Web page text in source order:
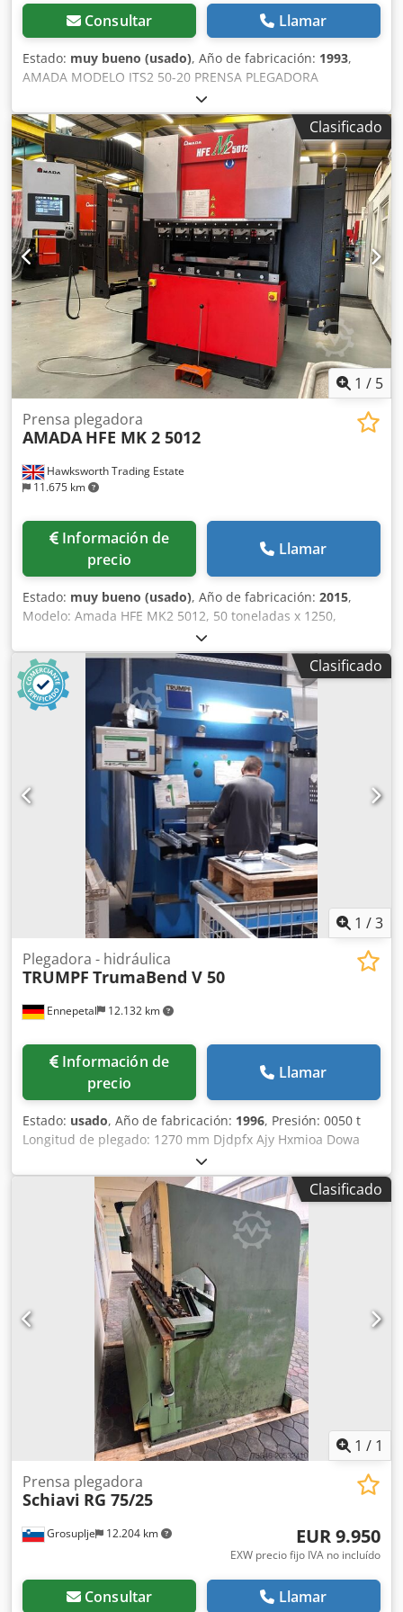
posicionamiento preciso y mejora la productividad en el
uso diario. Este modelo es una opción práctica y rentable
para las empresas que buscan una plegadora de nivel
básico y de confianza. La plegadora está equipada con
Consultar Llamar
Estado: muy bueno (usado), Año de fabricación: 1993,
AMADA MODELO ITS2 50-20 PRENSA PLEGADORA
HIDRÁULICA DE 50 TONELADAS X 2000 mm DE CARRERA
SUPERIOR, CNC DE 5 EJES COMPLETA CON CNC
OPERATEUR 1 DE 4 EJES Protectores electrónicos montados
en la máquina Erwin Sick, vallado lateral y trasero con
enclavamiento Año: 1993 Descripción: TIPO HIDRÁULICA DE
CARRERA SUPERIOR FUERZA DE PLEGADO: 50 TONELADAS
LONGITUD DE PLEGADO: 2000 mm ALTURA ABIERTA: 370
mm CARRERA: 100 mm PROFUNDIDAD DE GARGANTA: 400
mm ANCHO DE MESA: 60 mm NÚMERO DE EJES: 4
CONFIGURACIÓN DE EJES: X1-X YI-Y2 RI-R2 BACKGAUGE
Puede ser demostrada bajo tensión. Folleto e información
adicional disponible bajo petición. Dedpfxspygydj Aa Dswa
Clasificado
1 / 5
Hawksworth Trading Estate
11.675 km
Prensa plegadora
AMADA HFE MK 2 5012
Información de
precio
Llamar
Estado: muy bueno (usado), Año de fabricación: 2015,
Modelo: Amada HFE MK2 5012, 50 toneladas x 1250,
Plegadora CNC de 4 ejes Año: 2015 Capacidad de
prensado: 50 toneladas Longitud máxima de plegado: 1250
mm Recorrido: 150 mm Velocidad de acercamiento: 1 - 100
mm/s Velocidad de plegado: 1 - 10 mm/s Velocidad de
retorno: 1 - 100 mm/s Capacidad de aceite: 55 l Potencia
del motor: 6 kW Peso: 2550 kg Protección: Barrera
fotoeléctrica Erwin Sick montada en máquina, cercado
lateral y trasero con enclavamiento Dimensiones: Dsdpfx
Aeyym Hkja Dswa Longitud de la máquina: 2000 mm
Profundidad de la máquina: 2300 mm Altura de la
máquina: 2300 mm Distancia entre montantes laterales:
1035 mm Ancho de viga: 60 mm Altura de la mesa: 960 mm
Altura abierta: 370 mm Profundidad de garganta: 100 mm
Clasificado
1 /3
Ennepetal 12.132 km
Plegadora - hidráulica
TRUMPF TrumaBend V 50
Información de
precio
Llamar
Estado: usado, Año de fabricación: 1996, Presión: 0050 t
Longitud de plegado: 1270 mm Djdpfx Ajy Hxmioa Dowa
Distancia entre montantes: 1040 mm Carrera: 215 mm
Profundidad de garganta: 410 mm Altura de montaje: 385
mm Tope trasero - ajustable: 860 mm Velocidad de trabajo:
1 - 10 mm/seg Velocidad de retroceso: 135 mm/seg
Requisito de potencia total: 8,6 kVA Peso de la máquina
aprox.: 4750 kg Dimensiones aprox.: 2000 x 2100 x 2400
mm Equipamiento: - Ejes controlados: Y1, Y2, X, R -
Desplazamiento neumático de matrices - Sujeción manual
de la herramienta superior - Conexión de red LAN - 4 topes
traseros ajustables manualmente, abatibles hacia atrás,
fijación neumática - Control CNC, panel de control en la
parte delantera izquierda - Operación a dos manos / pedal
- Dispositivo de seguridad trasero y lateral
Clasificado
1 / 1
Grosuplje 12.204 km
Prensa plegadora
Schiavi RG 75/25
EUR 9.950
EXW precio fijo IVA no incluído
Consultar Llamar